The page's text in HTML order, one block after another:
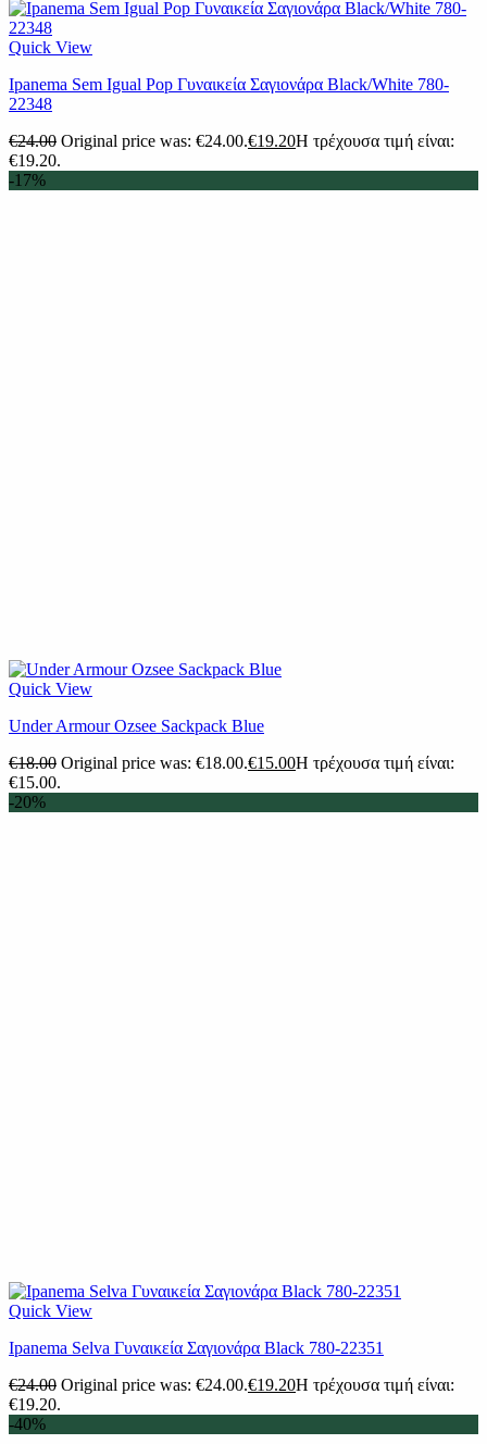
Quick View
Ipanema Sem Igual Pop Γυναικεία Σαγιονάρα Black/White 780-
22348
€24.00 Original price was: €24.00.€19.20Η τρέχουσα τιμή είναι:
€19.20.
-17%
Quick View
Under Armour Ozsee Sackpack Blue
€18.00 Original price was: €18.00.€15.00Η τρέχουσα τιμή είναι:
€15.00.
-20%
Quick View
Ipanema Selva Γυναικεία Σαγιονάρα Black 780-22351
€24.00 Original price was: €24.00.€19.20Η τρέχουσα τιμή είναι:
€19.20.
-40%